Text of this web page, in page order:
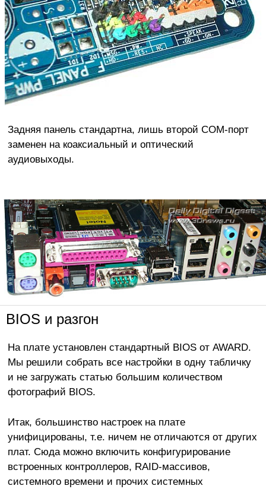
Задняя панель стандартна, лишь второй COM-порт
заменен на коаксиальный и оптический
аудиовыходы.
BIOS и разгон
На плате установлен стандартный BIOS от AWARD.
Мы решили собрать все настройки в одну табличку
и не загружать статью большим количеством
фотографий BIOS.
Итак, большинство настроек на плате
унифицированы, т.е. ничем не отличаются от других
плат. Сюда можно включить конфигурирование
встроенных контроллеров, RAID-массивов,
системного времени и прочих системных